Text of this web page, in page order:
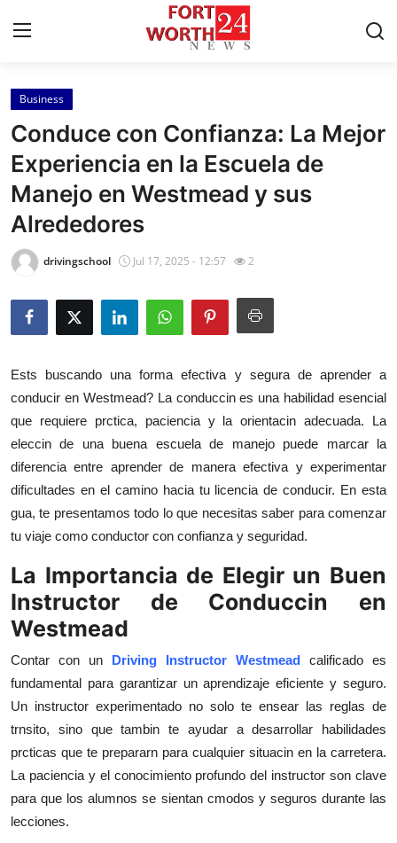
Home
Press Release
Contact
Privacy Policy
News Network
Health
Submit Press Release
Guest Posting
Crypto
Advertise with US
Business
Finance
Tech
Real Estate
General
Top 10
Business
Conduce con Confianza: La Mejor
Experiencia en la Escuela de
Manejo en Westmead y sus
Alrededores
drivingschool Jul 17, 2025 - 12:57 2
Ests buscando una forma efectiva y segura de aprender a
conducir en Westmead? La conduccin es una habilidad esencial
que requiere prctica, paciencia y la orientacin adecuada. La
eleccin de una buena escuela de manejo puede marcar la
diferencia entre aprender de manera efectiva y experimentar
dificultades en el camino hacia tu licencia de conducir. En esta
gua, te presentamos todo lo que necesitas saber para comenzar
tu viaje como conductor con confianza y seguridad.
La Importancia de Elegir un Buen
Instructor de Conduccin en
Westmead
Contar con un Driving Instructor Westmead calificado es
fundamental para garantizar un aprendizaje eficiente y seguro.
Un instructor experimentado no solo te ensear las reglas de
trnsito, sino que tambin te ayudar a desarrollar habilidades
prcticas que te prepararn para cualquier situacin en la carretera.
La paciencia y el conocimiento profundo del instructor son clave
para que los alumnos se sientan cmodos y seguros durante las
lecciones.